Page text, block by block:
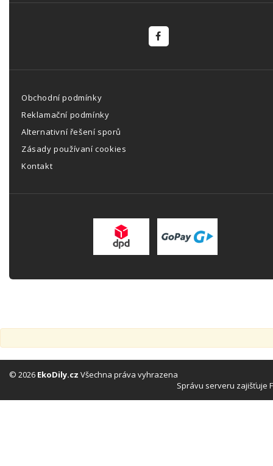
Obchodní podmínky
Reklamační podmínky
Alternativní řešení sporů
Zásady používaní cookies
Kontakt
© 2026 EkoDily.cz Všechna práva vyhrazena
Správu serveru zajišťuje